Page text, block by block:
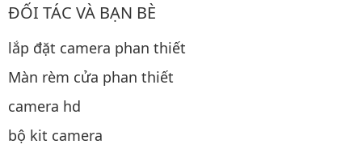
ĐỐI TÁC VÀ BẠN BÈ
lắp đặt camera phan thiết
Màn rèm cửa phan thiết
camera hd
bộ kit camera